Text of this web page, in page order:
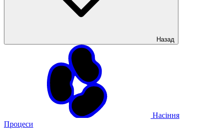
Назад
Насіння
Процеси